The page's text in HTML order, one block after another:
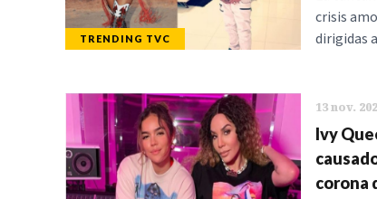
TRENDING TVC
crisis
dirigidas
13 nov.
Ivy
corona